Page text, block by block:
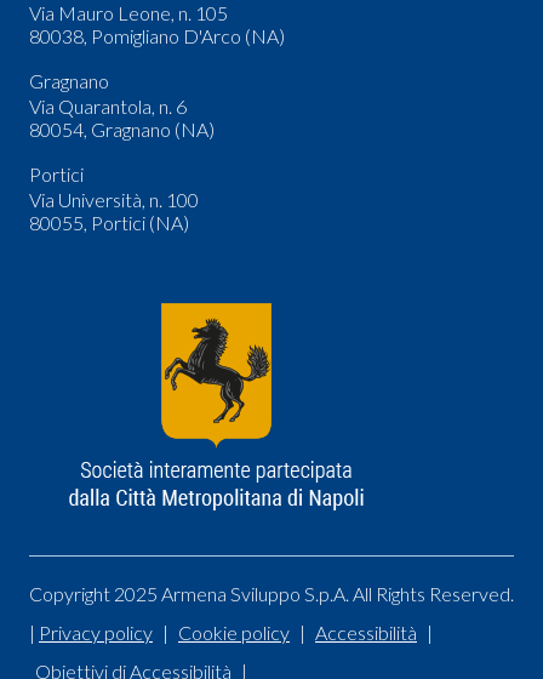
Via Mauro Leone, n. 105
80038, Pomigliano D'Arco (NA)
Gragnano
Via Quarantola, n. 6
80054, Gragnano (NA)
Portici
Via Università, n. 100
80055, Portici (NA)
Sezione Link Utili
Copyright 2025 Armena Sviluppo S.p.A. All Rights Reserved.
| Privacy policy | Cookie policy | Accessibilità |
Obiettivi di Accessibilità |